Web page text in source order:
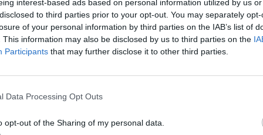
interest-based ads based on personal information utilized by us
to third parties prior to your opt-out. You may separately
of your personal information by third parties on the IAB’s list of
This information may also be disclosed by us to third parties on the
Participants that may further disclose it to other third parties.
Data Processing Opt Outs
opt-out of the Sharing of my personal data.
das bis heute die umfassendste
räumlich erfahrbar macht. Auch Projekte
in Magdeburg oder die Umgestaltung
([kunsthauswien.com](https://
In Manifesten, Vorträgen und